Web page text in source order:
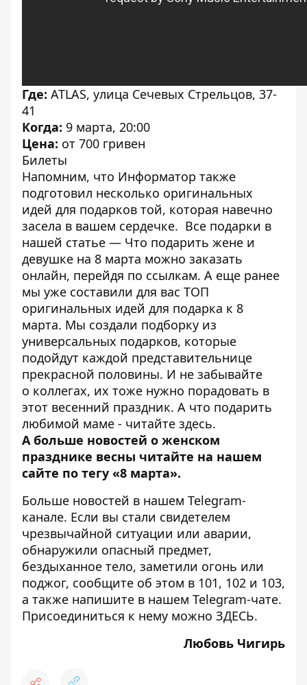
Где: ATLAS, улица Сечевых Стрельцов, 37-
41
Когда: 9 марта, 20:00
Цена: от 700 гривен
Билеты
Напомним, что Информатор также
подготовил несколько оригинальных
идей для подарков той, которая навечно
засела в вашем сердечке. Все подарки в
нашей статье — Что подарить жене и
девушке на 8 марта можно заказать
онлайн, перейдя по ссылкам. А еще ранее
мы уже составили для вас ТОП
оригинальных идей для подарка к 8
марта. Мы создали подборку из
универсальных подарков, которые
подойдут каждой представительнице
прекрасной половины. И не забывайте
о коллегах, их тоже нужно порадовать в
этот весенний праздник. А что подарить
любимой маме - читайте здесь.
А больше новостей о женском
празднике весны читайте на нашем
сайте по тегу «8 марта».
Больше новостей в нашем Telegram-
канале. Если вы стали свидетелем
чрезвычайной ситуации или аварии,
обнаружили опасный предмет,
бездыханное тело, заметили огонь или
поджог, сообщите об этом в 101, 102 и 103,
а также напишите в нашем Telegram-чате.
Присоединиться к нему можно ЗДЕСЬ.
Любовь Чигирь